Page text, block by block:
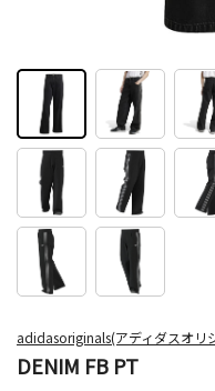
adidasoriginals(アディダスオリ
DENIM FB PT